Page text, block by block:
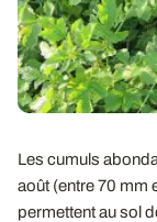
Les cumuls
août (entre 70 mm
permettent au sol